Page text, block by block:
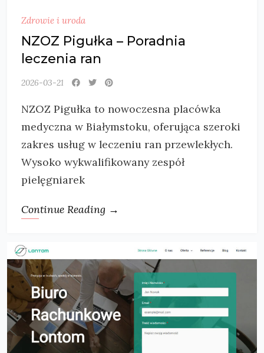
Zdrowie i uroda
NZOZ Pigułka – Poradnia
leczenia ran
2026-03-21
NZOZ Pigułka to nowoczesna placówka
medyczna w Białymstoku, oferująca szeroki
zakres usług w leczeniu ran przewlekłych.
Wysoko wykwalifikowany zespół
pielęgniarek
Continue Reading →